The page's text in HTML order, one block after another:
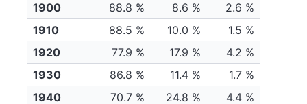
1900
88.8 % 8.6 %
2.6 %
1910
88.5 % 10.0 %
1.5 %
1920
77.9 % 17.9 %
4.2 %
1930
86.8 % 11.4 %
1.7 %
1940
70.7 % 24.8 % 4.4 %